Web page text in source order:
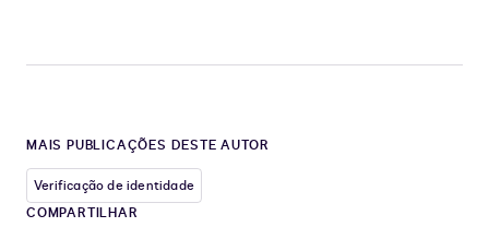
MAIS PUBLICAÇÕES DESTE AUTOR
Verificação de identidade
COMPARTILHAR